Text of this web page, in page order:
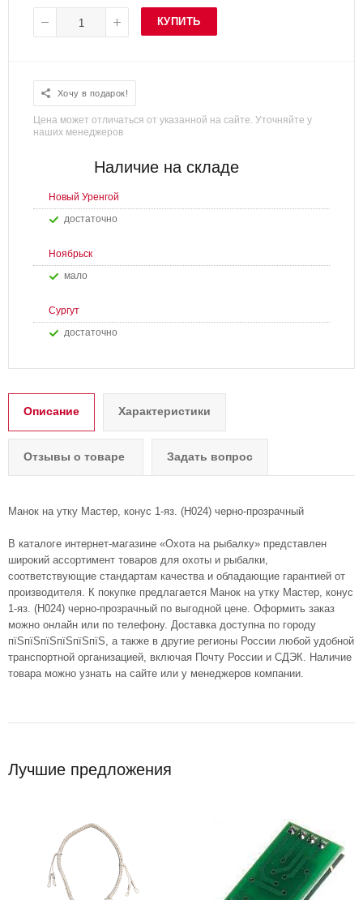
КУПИТЬ
Хочу в подарок!
Цена может отличаться от указанной на сайте. Уточняйте у
наших менеджеров
Наличие на складе
Новый Уренгой
Достаточно
Ноябрьск
Мало
Сургут
Достаточно
Описание Характеристики
Отзывы о товаре Задать вопрос
Манок на утку Мастер, конус 1-яз. (H024) черно-прозрачный
В каталоге интернет-магазине «Охота на рыбалку» представлен
широкий ассортимент товаров для охоты и рыбалки,
соответствующие стандартам качества и обладающие гарантией от
производителя. К покупке предлагается Манок на утку Мастер, конус
1-яз. (H024) черно-прозрачный по выгодной цене. Оформить заказ
можно онлайн или по телефону. Доставка доступна по городу
пїЅпїЅпїЅпїЅпїЅпїЅ, а также в другие регионы России любой удобной
транспортной организацией, включая Почту России и СДЭК. Наличие
товара можно узнать на сайте или у менеджеров компании.
Лучшие предложения